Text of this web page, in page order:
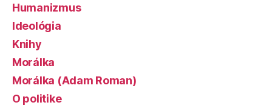
Humanizmus
Ideológia
Knihy
Morálka
Morálka (Adam Roman)
O politike